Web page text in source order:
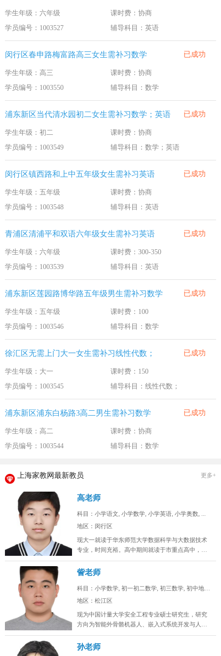
学生年级：六年级
课时费：协商
学员编号：1003527
辅导科目：英语
闵行区春申路梅富路高三女生需补习数学 已成功
学生年级：高三
课时费：协商
学员编号：1003550
辅导科目：数学
浦东新区当代清水园初二女生需补习数学；英语 已成功
学生年级：初二
课时费：协商
学员编号：1003549
辅导科目：数学；英语
闵行区镇西路和上中五年级女生需补习英语 已成功
学生年级：五年级
课时费：协商
学员编号：1003548
辅导科目：英语
青浦区清浦平和双语六年级女生需补习英语 已成功
学生年级：六年级
课时费：300-350
学员编号：1003539
辅导科目：英语
浦东新区莲园路博华路五年级男生需补习数学 已成功
学生年级：五年级
课时费：100
学员编号：1003546
辅导科目：数学
徐汇区无需上门大一女生需补习线性代数； 已成功
学生年级：大一
课时费：150
学员编号：1003545
辅导科目：线性代数；
浦东新区浦东白杨路3高二男生需补习数学 已成功
学生年级：高二
课时费：协商
学员编号：1003544
辅导科目：数学
上海家教网最新教员 更多+
高老师
科目：小学语文, 小学数学, 小学英语, 小学奥数, ...
地区：闵行区
现大一就读于华东师范大学数据科学与大数据技术
专业，时间充裕。高中期间就读于市重点高中，总
分常年保持在年极段A+水平，数学...
訾老师
科目：小学数学, 初一初二数学, 初三数学, 初中地理...
地区：松江区
现为中国计量大学安全工程专业硕士研究生，研究
方向为智能外骨骼机器人、嵌入式系统开发与人工
智能算法。目前在卧龙电驱中央研究...
孙老师